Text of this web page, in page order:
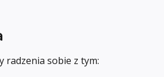
radzenia sobie z tym: